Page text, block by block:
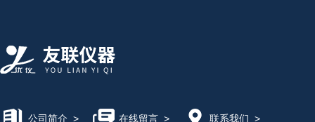
公司简介 > 在线留言> 联系我们 >